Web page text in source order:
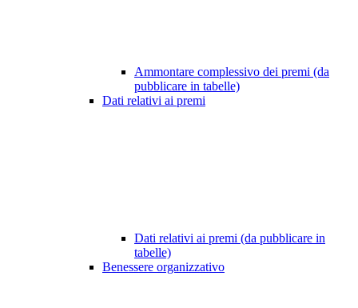
Ammontare complessivo dei premi (da
pubblicare in tabelle)
Dati relativi ai premi
Dati relativi ai premi (da pubblicare in
tabelle)
Benessere organizzativo